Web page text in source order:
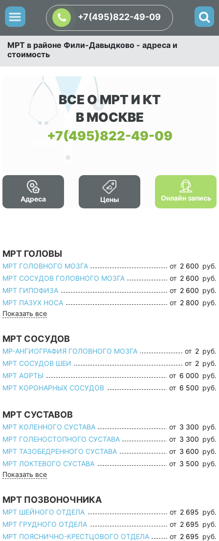
+7(495)822-49-09
МРТ в районе Фили-Давыдково - адреса и
стоимость
ВСЕ О МРТ И КТ
В МОСКВЕ
+7(495)822-49-09
Адреса Цены Онлайн запись
МРТ ГОЛОВЫ
МРТ ГОЛОВНОГО МОЗГА от 2 600 руб.
МРТ СОСУДОВ ГОЛОВНОГО МОЗГА
от 2 600 руб.
МРТ ГИПОФИЗА
от 2 600 руб.
МРТ ПАЗУХ НОСА
от 2 800 руб.
Показать все
МРТ СОСУДОВ
МР-АНГИОГРАФИЯ ГОЛОВНОГО МОЗГА от 2 руб.
МРТ СОСУДОВ ШЕИ
от 2 руб.
МРТ АОРТЫ
от 6 000 руб.
МРТ КОРОНАРНЫХ СОСУДОВ
от 6 500 руб.
МРТ СУСТАВОВ
МРТ КОЛЕННОГО СУСТАВА от 3 300 руб.
МРТ ГОЛЕНОСТОПНОГО СУСТАВА
от 3 300 руб.
МРТ ТАЗОБЕДРЕННОГО СУСТАВА
от 3 600 руб.
МРТ ЛОКТЕВОГО СУСТАВА
от 3 500 руб.
Показать все
МРТ ПОЗВОНОЧНИКА
МРТ ШЕЙНОГО ОТДЕЛА от 2 695 руб.
МРТ ГРУДНОГО ОТДЕЛА
от 2 695 руб.
МРТ ПОЯСНИЧНО-КРЕСТЦОВОГО ОТДЕЛА
от 2 695 руб.